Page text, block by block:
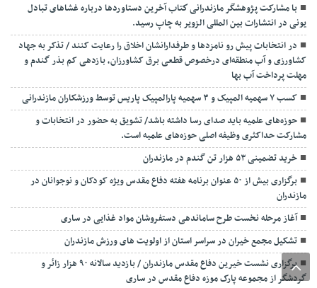
با مشارکت پژوهشگر مازندرانی كتاب آخرین دستاوردها درباره غشاهای تبادل
یونی در انتشارات بین المللی الزویر به چاپ رسید.
در انتخابات پیش رو نامزدها و طرفدارانشان اخلاق را رعایت کنند / تذکر به جهاد
کشاورزی و آب منطقه‌ای درخصوص قطعی برق کشاورزان، بازدهی کم بذر گندم و
مهلت پرداخت آب بها
کسب ۷ سهمیه المپیک و ۳ سهمیه پارالمپیک پاریس توسط ورزشکاران مازندرانی
حوزه‌های علمیه باید صدای رسا داشته باشد/ تشویق به حضور در انتخابات و
مشارکت حداکثری وظیفه اصلی حوزه‌های علمیه است.
خرید تضمینی ۵۳ هزار تن گندم در مازندران
برگزاری بیش از ۵۰ عنوان برنامه هفته دفاع مقدس ویژه کودکان و نوجوانان در
مازندران
آغاز مرحله نخست طرح ساماندهی دستفروشان مواد غذایی در ساری
تشکیل مجمع خیران در سراسر استان از اولویت های ورزش مازندران
برگزاری نشست خیرین دفاع مقدس مازندران / بازدید سالانه ۹۰ هزار زائر و
گردشگر از مجموعه پارک موزه دفاع مقدس در ساری